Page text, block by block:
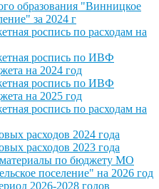
образования "Винницкое
за 2024 г
роспись по расходам на
роспись по ИВФ
на 2024 год
роспись по ИВФ
на 2025 год
роспись по расходам на
расходов 2024 года
расходов 2023 года
по бюджету МО
поселение" на 2026 год
2026-2028 годов